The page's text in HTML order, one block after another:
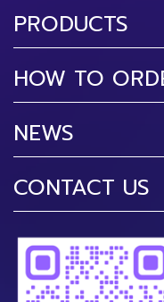
PRODUCTS
HOW TO
NEWS
CONTACT US